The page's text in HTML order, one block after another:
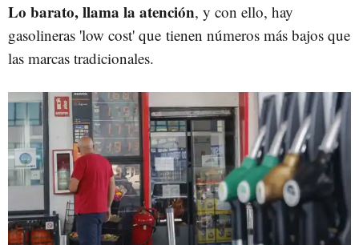
Lo barato, llama la atención, y con ello, hay
gasolineras 'low cost' que tienen números más bajos que
las marcas tradicionales.